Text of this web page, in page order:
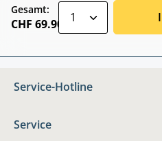
Gesamt:
CHF 69.90
Service-Hotline
Service